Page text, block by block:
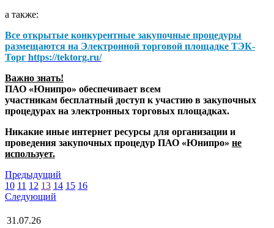
а также:
Все открытые конкурентные закупочные процедуры
размещаются на Электронной торговой площадке ТЭК-
Торг https://tektorg.ru/
Важно знать!
ПАО «Юнипро» обеспечивает всем
участникам бесплатный доступ к участию в закупочных
процедурах на электронных торговых площадках.
Никакие иные интернет ресурсы для организации и
проведения закупочных процедур ПАО «Юнипро» не
использует.
Предыдущий
10 11 12 13 14 15 16
Следующий
31.07.26